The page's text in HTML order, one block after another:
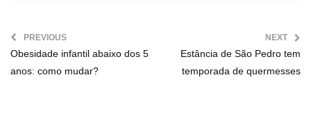
PREVIOUS
Obesidade infantil abaixo dos 5
anos: como mudar?
NEXT
Estância de São Pedro tem
temporada de quermesses